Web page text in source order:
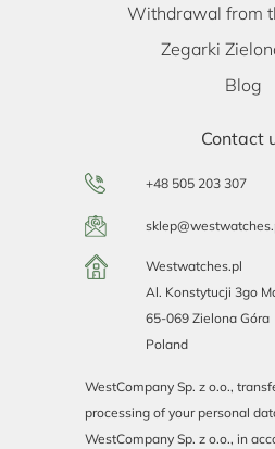
Withdrawal from
Zegarki
Blog
Contact
+48 505 203 307
Westwatches.pl
Al. Konstytucji 3go
65-069 Zielona Góra
Poland
WestCompany Sp. z o.o.,
processing of your personal
WestCompany Sp. z o.o., in